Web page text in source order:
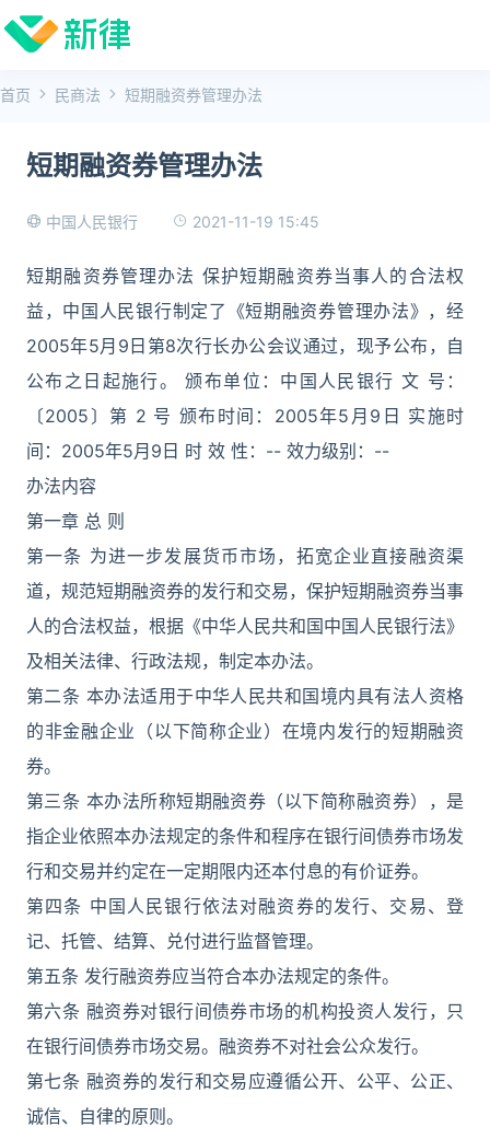
首页 民商法 短期融资券管理办法
短期融资券管理办法
中国人民银行 2021-11-19 15:45
短期融资券管理办法 保护短期融资券当事人的合法权
益，中国人民银行制定了《短期融资券管理办法》，经
2005年5月9日第8次行长办公会议通过，现予公布，自
公布之日起施行。 颁布单位：中国人民银行 文 号：
〔2005〕第 2 号 颁布时间：2005年5月9日 实施时
间：2005年5月9日 时 效 性：-- 效力级别：--
办法内容
第一章 总 则
第一条 为进一步发展货币市场，拓宽企业直接融资渠
道，规范短期融资券的发行和交易，保护短期融资券当事
人的合法权益，根据《中华人民共和国中国人民银行法》
及相关法律、行政法规，制定本办法。
第二条 本办法适用于中华人民共和国境内具有法人资格
的非金融企业（以下简称企业）在境内发行的短期融资
券。
第三条 本办法所称短期融资券（以下简称融资券），是
指企业依照本办法规定的条件和程序在银行间债券市场发
行和交易并约定在一定期限内还本付息的有价证券。
第四条 中国人民银行依法对融资券的发行、交易、登
记、托管、结算、兑付进行监督管理。
第五条 发行融资券应当符合本办法规定的条件。
第六条 融资券对银行间债券市场的机构投资人发行，只
在银行间债券市场交易。融资券不对社会公众发行。
第七条 融资券的发行和交易应遵循公开、公平、公正、
诚信、自律的原则。